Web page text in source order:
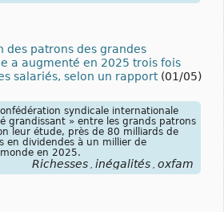
des patrons des grandes
a augmenté en 2025 trois fois
salariés, selon un rapport(01/05)
syndicale internationale
grandissant » entre les grands patrons
leur étude, près de 80 milliards de
en dividendes à un millier de
en 2025.
Richesses inégalités oxfam